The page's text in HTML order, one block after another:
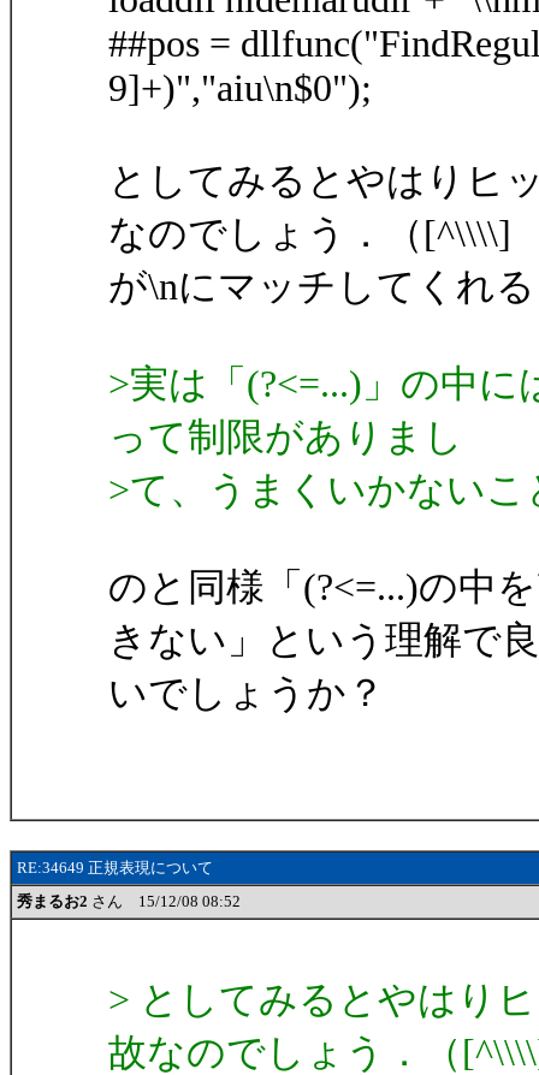
##pos =
9]+)","aiu\n$0");
としてみるとやはりヒ
なのでしょう．（[^\\\\]
が\nにマッチしてくれ
>実は「(?<=...)」の中
って制限がありまし
>て、うまくいかない
のと同様「(?<=...)の中
きない」という理解で良
いでしょうか？
RE:34649 正規表現について
秀まるお2 さん 15/12/08 08:52
> としてみるとやはり
故なのでしょう．（